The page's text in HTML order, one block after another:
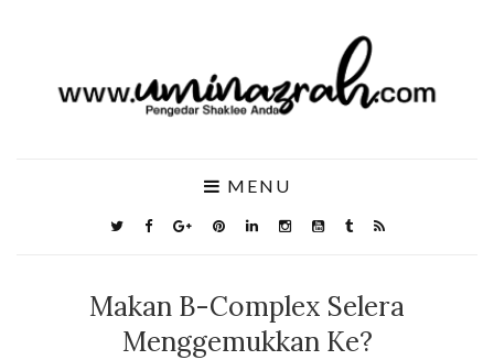
MENU
Makan B-Complex Selera
Menggemukkan Ke?